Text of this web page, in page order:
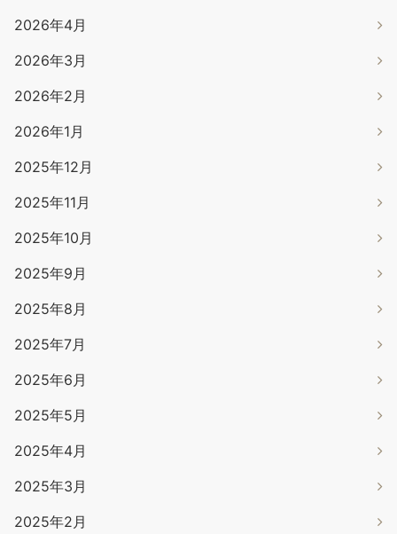
2026年4月
2026年3月
2026年2月
2026年1月
2025年12月
2025年11月
2025年10月
2025年9月
2025年8月
2025年7月
2025年6月
2025年5月
2025年4月
2025年3月
2025年2月